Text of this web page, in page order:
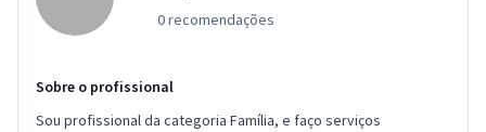
0 recomendações
Sobre o profissional
Sou profissional da categoria Família, e faço serviços